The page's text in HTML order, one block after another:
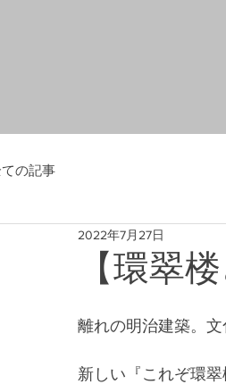
の記事
【環翠
2022年7月27日
離れの明治建築。
新しい『これぞ環